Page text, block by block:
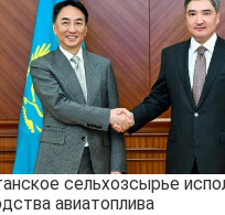
сельхозсырье
авиатоплива